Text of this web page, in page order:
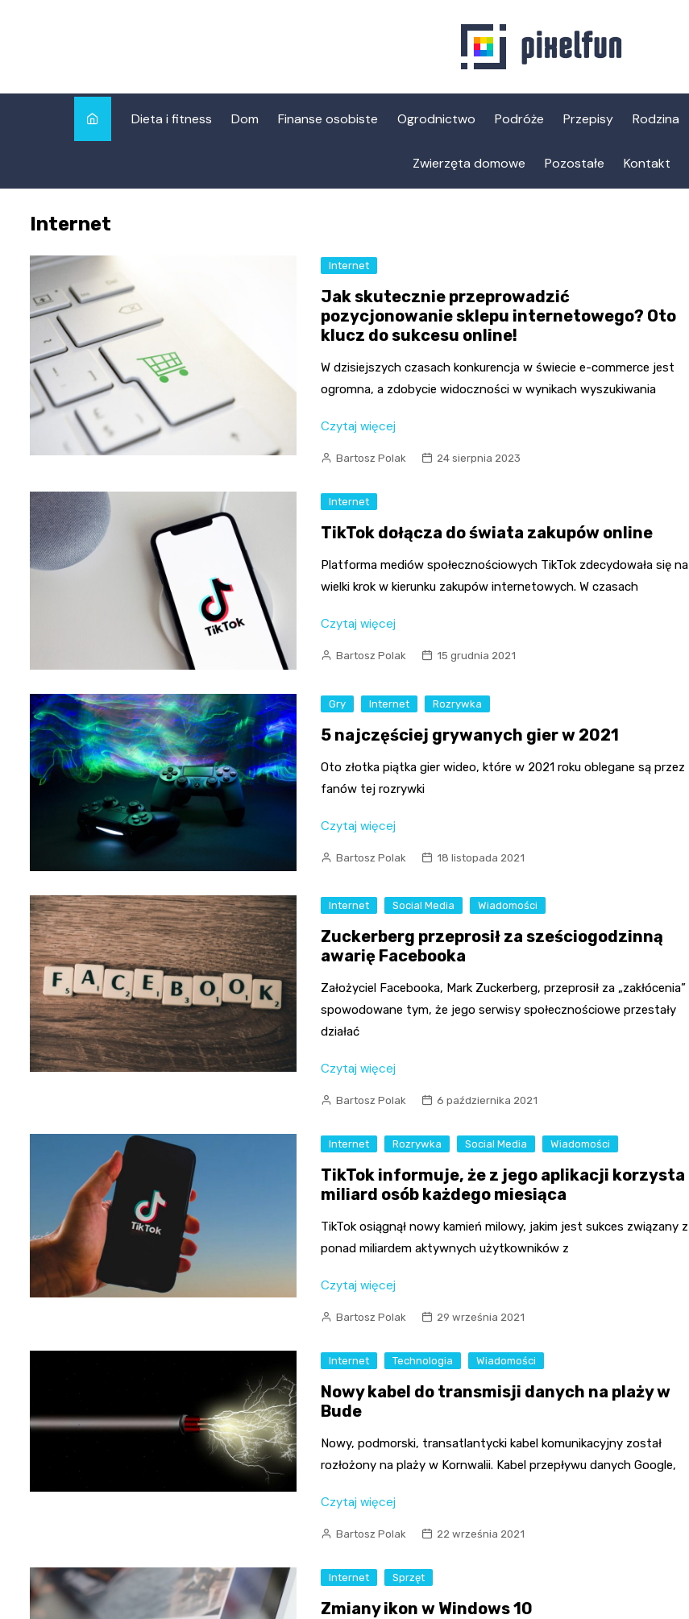
Dieta i fitness Dom Finanse osobiste Ogrodnictwo Podróże Przepisy Rodzina
Zwierzęta domowe Pozostałe Kontakt
Internet
Internet
Jak skutecznie przeprowadzić
pozycjonowanie sklepu internetowego? Oto
klucz do sukcesu online!
W dzisiejszych czasach konkurencja w świecie e-commerce jest
ogromna, a zdobycie widoczności w wynikach wyszukiwania
Czytaj więcej
Bartosz Polak 24 sierpnia 2023
Internet
TikTok dołącza do świata zakupów online
Platforma mediów społecznościowych TikTok zdecydowała się na
wielki krok w kierunku zakupów internetowych. W czasach
Czytaj więcej
Bartosz Polak 15 grudnia 2021
Gry Internet Rozrywka
5 najczęściej grywanych gier w 2021
Oto złotka piątka gier wideo, które w 2021 roku oblegane są przez
fanów tej rozrywki
Czytaj więcej
Bartosz Polak 18 listopada 2021
Internet Social Media Wiadomości
Zuckerberg przeprosił za sześciogodzinną
awarię Facebooka
Założyciel Facebooka, Mark Zuckerberg, przeprosił za „zakłócenia”
spowodowane tym, że jego serwisy społecznościowe przestały
działać
Czytaj więcej
Bartosz Polak 6 października 2021
Internet Rozrywka Social Media Wiadomości
TikTok informuje, że z jego aplikacji korzysta
miliard osób każdego miesiąca
TikTok osiągnął nowy kamień milowy, jakim jest sukces związany z
ponad miliardem aktywnych użytkowników z
Czytaj więcej
Bartosz Polak 29 września 2021
Internet Technologia Wiadomości
Nowy kabel do transmisji danych na plaży w
Bude
Nowy, podmorski, transatlantycki kabel komunikacyjny został
rozłożony na plaży w Kornwalii. Kabel przepływu danych Google,
Czytaj więcej
Bartosz Polak 22 września 2021
Internet Sprzęt
Zmiany ikon w Windows 10